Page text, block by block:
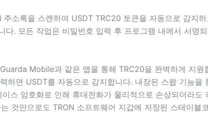
소록을 스캔하여 USDT TRC20 토큰을 자동으로 감지
다. 모든 작업은 비밀번호 입력 후 프로그램 내에서 서명
Mobile과 같은 앱을 통해 TRC20을 완벽하게 지
하면 USDT를 자동으로 감지합니다. 내장된 스왑 기능
스 암호화로 인해 휴대전화가 물리적으로 손상되더라
것만으로도 TRON 소프트웨어 지갑에 저장된 스테이블